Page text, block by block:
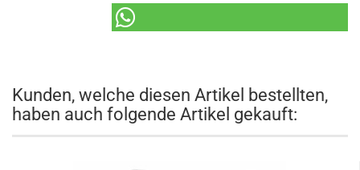
Kunden, welche diesen Artikel bestellten,
haben auch folgende Artikel gekauft: